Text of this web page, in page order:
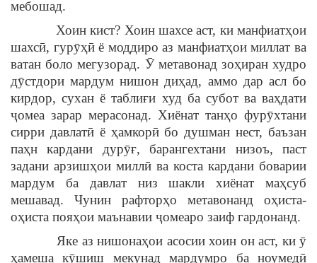
мебошад.
Хоин кист? Хоин шахсе аст, ки манфиатҳои
шахсӣ, гурӯҳӣ ё моддиро аз манфиатҳои миллат ва
ватан боло мегузорад. Ӯ метавонад зоҳиран худро
дӯстдори мардум нишон диҳад, аммо дар асл бо
кирдор, сухан ё таблиғи худ ба субот ва ваҳдати
ҷомеа зарар мерасонад. Хиёнат танҳо фурӯхтани
сирри давлатӣ ё ҳамкорӣ бо душман нест, баъзан
паҳн кардани дурӯғ, барангехтани низоъ, паст
задани арзишҳои миллӣ ва коста кардани боварии
мардум ба давлат низ шакли хиёнат маҳсуб
мешавад. Чунин рафторҳо метавонанд оҳиста-
оҳиста пояҳои маънавии ҷомеаро заиф гардонанд.
Яке аз нишонаҳои асосии хоин он аст, ки ӯ
ҳамеша кӯшиш мекунад мардумро ба ноумедӣ